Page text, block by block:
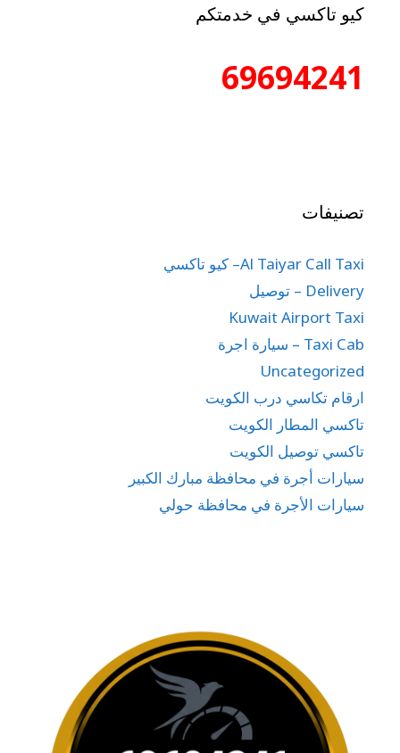
كيو تاكسي في خدمتكم
69694241
تصنيفات
Al Taiyar Call Taxi– كيو تاكسي
Delivery – توصيل
Kuwait Airport Taxi
Taxi Cab – سيارة اجرة
Uncategorized
ارقام تكاسي درب الكويت
تاكسي المطار الكويت
تاكسي توصيل الكويت
سيارات أجرة في محافظة مبارك الكبير
سيارات الأجرة في محافظة حولي